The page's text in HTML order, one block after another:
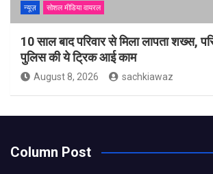
न्यूज़
सोशल मीडिया वायरल
10 साल बाद परिवार से मिला लापता शख्स,
पुलिस की ये ट्रिक आई काम
August 8, 2026 sachkiawaz
Column Post